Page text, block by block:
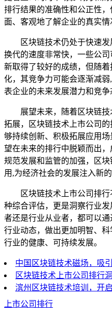
排行结果的准确性和公正性
面、客观地了解企业的真实情
区块链技术仍处于快速
换代的速度非常快，一些公
新取得了较好的成绩，但随
化，其竞争力可能会逐渐减
表企业的未来发展潜力和竞争
展望未来，随着区块链
拓展，区块链技术上市公司
够持续创新、积极拓展应用
望在未来的排行中脱颖而出
规范发展和监管的加强，区
用,为经济社会的发展注入新的
区块链技术上市公司排
种综合评估，更是洞察行业
者还是行业从业者，都可以
行业动态，做出更加明智、
行业的健康、可持续发展。
中国区块链技术磁场，吸
区块链技术上市公司排行
滨州区块链技术培训，开
上市公司排行